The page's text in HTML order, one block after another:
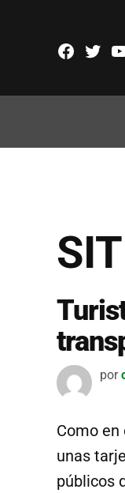
contenido
FB TW
SIT
por
Como
unas
públicos